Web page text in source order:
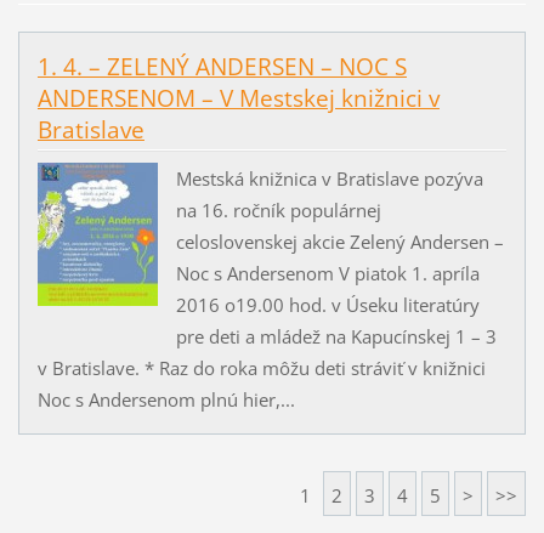
1. 4. – ZELENÝ ANDERSEN – NOC S
ANDERSENOM – V Mestskej knižnici v
Bratislave
Mestská knižnica v Bratislave pozýva
na 16. ročník populárnej
celoslovenskej akcie Zelený Andersen –
Noc s Andersenom V piatok 1. apríla
2016 o19.00 hod. v Úseku literatúry
pre deti a mládež na Kapucínskej 1 – 3
v Bratislave. * Raz do roka môžu deti stráviť v knižnici
Noc s Andersenom plnú hier,...
1 2 3 4 5 > >>